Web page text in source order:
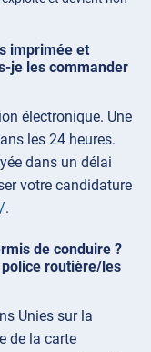
imprimée et
je les commander
électronique. Une
les 24 heures.
dans un délai
votre candidature
.
de conduire ?
routière/les
Unies sur la
de la carte